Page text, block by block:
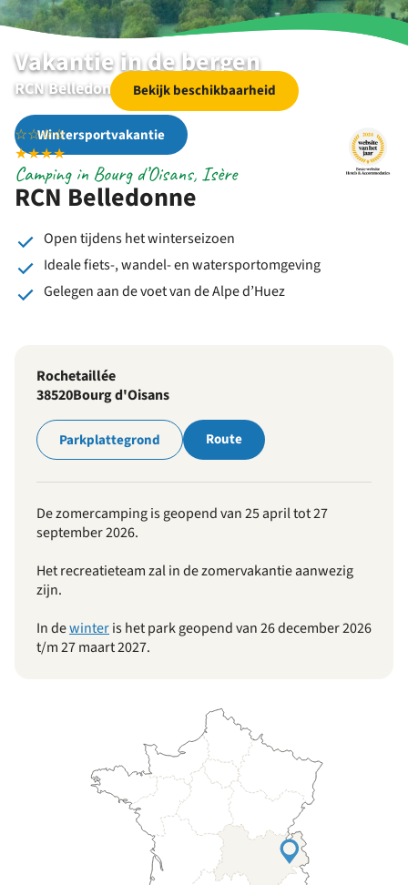
Vakantie in de bergen
RCN Belledonne | Bourg d’Oisans | Isère
Wintersportvakantie
Bekijk beschikbaarheid
☆☆☆☆
★★★★
RCN Belledonne
Camping in Bourg d’Oisans, Isère
Open tijdens het winterseizoen
Ideale fiets-, wandel- en watersportomgeving
Gelegen aan de voet van de Alpe d’Huez
Rochetaillée
38520Bourg d'Oisans
Parkplattegrond Route
De zomercamping is geopend van 25 april tot 27
september 2026.
Het recreatieteam zal in de zomervakantie aanwezig
zijn.
In dewinteris het park geopend van 26 december 2026
t/m 27 maart 2027.